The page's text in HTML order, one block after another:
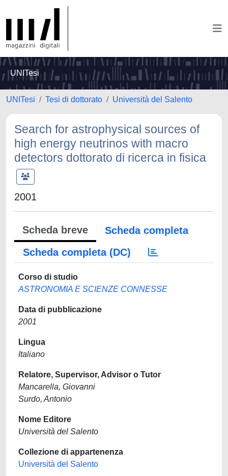
UNITesi
UNITesi Tesi di dottorato Università del Salento
Search for astrophysical sources of
high energy neutrinos with macro
detectors dottorato di ricerca in fisica
2001
Scheda breve
Scheda completa
Scheda completa (DC)
Corso di studio
ASTRONOMIA E SCIENZE CONNESSE
Data di pubblicazione
2001
Lingua
Italiano
Relatore, Supervisor, Advisor o Tutor
Mancarella, Giovanni
Surdo, Antonio
Nome Editore
Università del Salento
Collezione di appartenenza
Università del Salento